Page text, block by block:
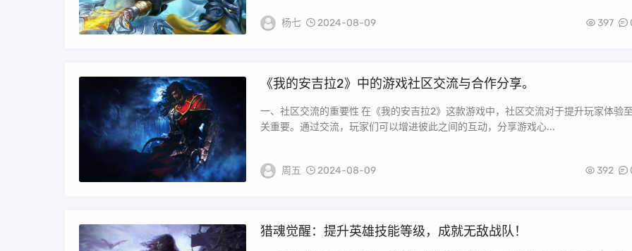
杨七 2024-08-09 397
《我的安吉拉2》中的游戏社区交流与合作分享。
一、社区交流的重要性 在《我的安吉拉2》这款游戏中，社区交流对于提升玩家体验至
关重要。通过交流，玩家们可以增进彼此之间的互动，分享游戏心...
周五 2024-08-09 392
猎魂觉醒：提升英雄技能等级，成就无敌战队！